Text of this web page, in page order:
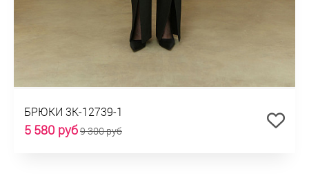
БРЮКИ 3К-12739-1
5 580 руб9 300 руб